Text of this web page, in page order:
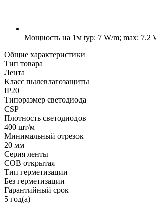
Мощность на 1м typ: 7 W/m; max: 7.2
Общие характеристики
Тип товара
Лента
Класс пылевлагозащиты
IP20
Типоразмер светодиода
CSP
Плотность светодиодов
400 шт/м
Минимальный отрезок
20 мм
Серия ленты
COB открытая
Тип герметизации
Без герметизации
Гарантийный срок
5 год(а)